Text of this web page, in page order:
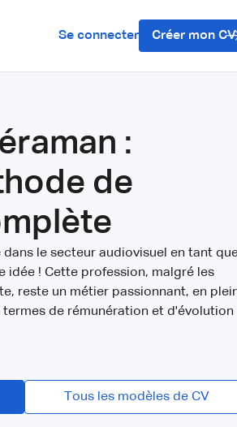
Se connecter Créer mon CV
:
de
le secteur audiovisuel en tant
idée ! Cette profession, malgré les
reste un métier passionnant, en
de rémunération et d'évolution
Tous les modèles de CV